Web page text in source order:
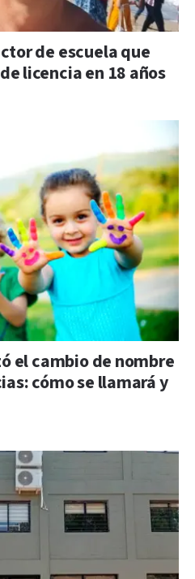
de escuela que
licencia en 18 años
el cambio de nombre
cómo se llamará y